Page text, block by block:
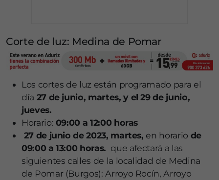
Corte de luz: Medina de Pomar
Los cortes de luz están programado para el
día 27de junio, martes, y el 29 de junio,
jueves.
Horario: 09:00 a 12:00 horas
27 de junio de 2023, martes, en horario de
09:00 a 13:00 horas. que afectará a las
siguientes calles de la localidad de Medina
de Pomar (Burgos): Arroyo Rocín, Arroyo